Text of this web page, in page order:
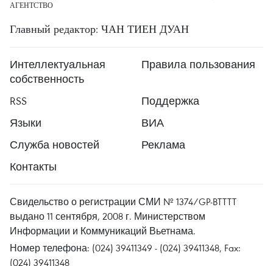
АГЕНТСТВО
Главный редактор: ЧАН ТИЕН ДУАН
Интеллектуальная
собственность
Правила пользования
RSS
Поддержка
Языки
ВИА
Служба новостей
Реклама
Контакты
Свидельство о регистрации СМИ № 1374/GP-BTTTT
выдано 11 сентября, 2008 г. Министерством
Информации и Коммуникаций Вьетнама.
Номер телефона: (024) 39411349 - (024) 39411348, Fax:
(024) 39411348